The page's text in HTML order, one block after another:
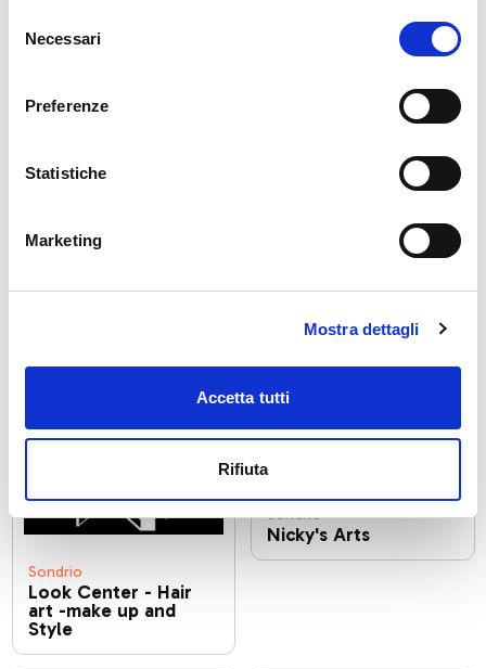
delNecessari
Preferenze
Statistiche
Marketing
Mostra dettagli
Accetta tutti
Rifiuta
Graficando
Sondrio
Look Center - Hair
art -make up and
Style
Sondrio
Nicky's Arts